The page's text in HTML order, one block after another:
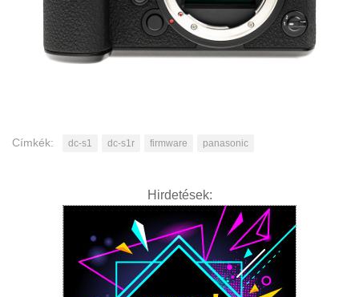
Címkék: dc-s1 dc-s1r firmware panasonic
Hirdetések: